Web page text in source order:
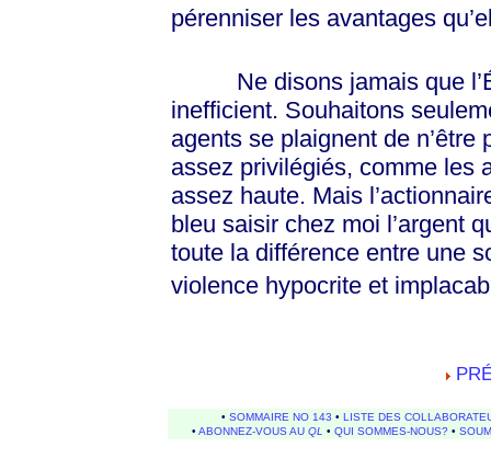
pérenniser les avantages
Ne disons jamais que
inefficient. Souhaitons
agents se plaignent de
assez privilégiés, comme les
assez haute. Mais
bleu saisir chez moi l’argent
toute la différence entre une
violence hypocrite et
• SOMMAIRE NO 143 • LISTE DES
• ABONNEZ-VOUS AU QL • QUI SOMMES-NOUS? •